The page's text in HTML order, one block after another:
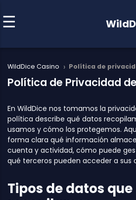
WildDice Casino › Política de
Política de Privacidad
En WildDice nos tomamos la
política describe qué datos
usamos y cómo los protegemos.
forma clara qué información
cuenta y actividad, cómo puede
qué terceros pueden acceder a sus
Tipos de datos que